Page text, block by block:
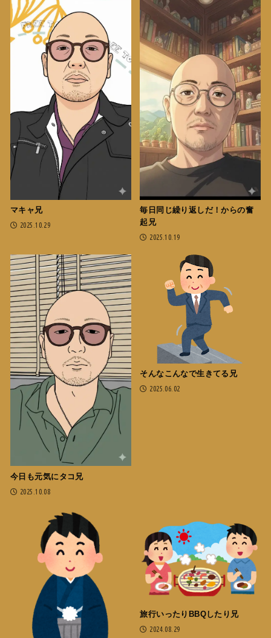
マキャ兄
2025.10.29
毎日同じ繰り返しだ！からの奮
起兄
2025.10.19
今日も元気にタコ兄
2025.10.08
そんなこんなで生きてる兄
2025.06.02
旅行いったりBBQしたり兄
2024.08.29